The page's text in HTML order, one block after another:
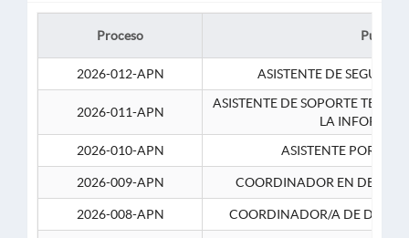
Proceso Puesto
2026-012-APN ASISTENTE DE
2026-011-APN
ASISTENTE DE SOPORTE
LA
2026-010-APN
ASISTENTE
2026-009-APN COORDINADOR EN
2026-008-APN COORDINADOR/A DE